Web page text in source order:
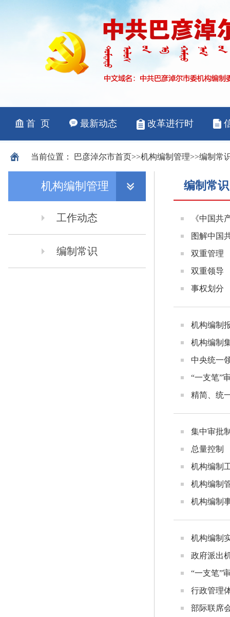
当前位置： 巴彦淖尔市首页>>机构编制管理>>编制常
机构编制管理
工作动态
编制常识
编制常识
《中国共
图解中国
双重管理
双重领导
事权划分
机构编制
机构编制
中央统一
“一支笔”
精简、统
集中审批
总量控制
机构编制
机构编制
机构编制
机构编制
政府派出
“一支笔”
行政管理
部际联席